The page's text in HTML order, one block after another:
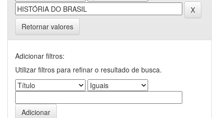
Retornar valores
Adicionar filtros:
Utilizar filtros para refinar o resultado de busca.